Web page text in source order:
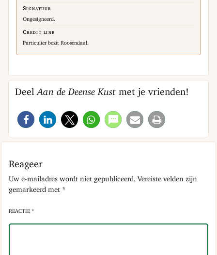
Signatuur
Ongesigneerd.
Credit line
Particulier bezit Roosendaal.
DeelAan de Deense Kust met je vrienden!
Reageer
Uw e-mailadres wordt niet gepubliceerd. Vereiste velden zijn
gemarkeerd met *
REACTIE *